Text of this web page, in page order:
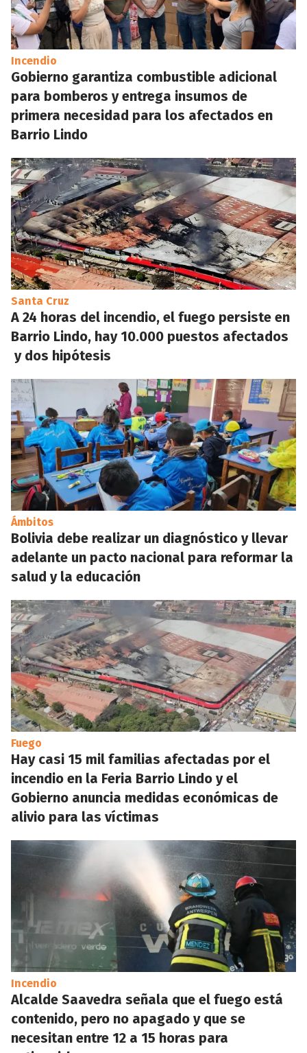
Incendio
Gobierno garantiza combustible adicional
para bomberos y entrega insumos de
primera necesidad para los afectados en
Barrio Lindo
Santa Cruz
A 24 horas del incendio, el fuego persiste en
Barrio Lindo, hay 10.000 puestos afectados
y dos hipótesis
Ámbitos
Bolivia debe realizar un diagnóstico y llevar
adelante un pacto nacional para reformar la
salud y la educación
Fuego
Hay casi 15 mil familias afectadas por el
incendio en la Feria Barrio Lindo y el
Gobierno anuncia medidas económicas de
alivio para las víctimas
Incendio
Alcalde Saavedra señala que el fuego está
contenido, pero no apagado y que se
necesitan entre 12 a 15 horas para